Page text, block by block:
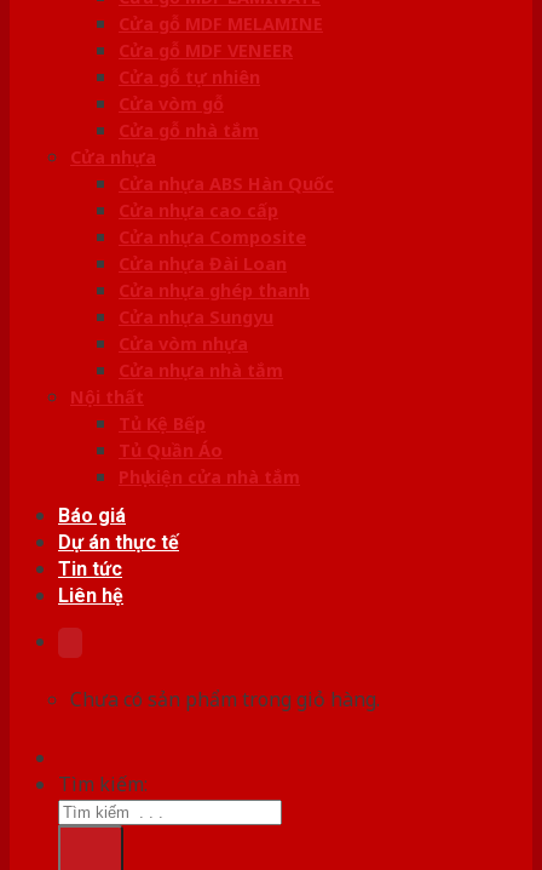
Cửa gỗ MDF MELAMINE
Cửa gỗ MDF VENEER
Cửa gỗ tự nhiên
Cửa vòm gỗ
Cửa gỗ nhà tắm
Cửa nhựa
Cửa nhựa ABS Hàn Quốc
Cửa nhựa cao cấp
Cửa nhựa Composite
Cửa nhựa Đài Loan
Cửa nhựa ghép thanh
Cửa nhựa Sungyu
Cửa vòm nhựa
Cửa nhựa nhà tắm
Nội thất
Tủ Kệ Bếp
Tủ Quần Áo
Phụ kiện cửa nhà tắm
Báo giá
Dự án thực tế
Tin tức
Liên hệ
Chưa có sản phẩm trong giỏ hàng.
Tìm kiếm: